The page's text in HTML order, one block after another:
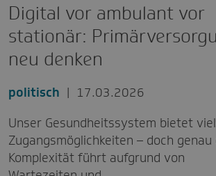
Digital vor ambulant vor
stationär:
neu denken
politisch
17.03.2026
Unser Gesundheitssystem bietet
Zugangsmöglichkeiten – doch genau
Komplexität führt aufgrund von